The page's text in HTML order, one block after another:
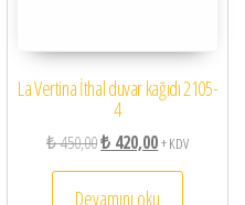
₺ 420,00.
La Vertina İthal duvar kağıdı 2105-
4
₺450,00Orijinal fiyat: ₺ 450,00.
₺ 420,00Şu andaki
+ KDV
Devamını oku